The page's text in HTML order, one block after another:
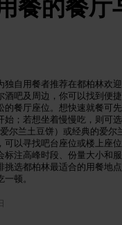
独自用餐者推荐在都柏林欢
酒吧及周边，你可以找到便
的餐厅座位。想快速就餐可
始；若想坐着慢慢吃，则可
尔兰土豆饼）或经典的爱尔
可以寻找吧台座位或楼上座
标注高峰时段、份量大小和
选都柏林最适合的用餐地
顿。